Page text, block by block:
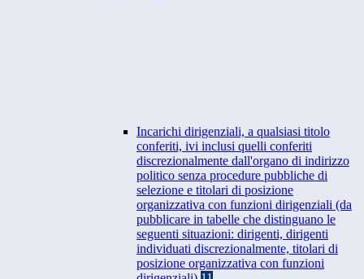
Incarichi dirigenziali, a qualsiasi titolo
conferiti, ivi inclusi quelli conferiti
discrezionalmente dall'organo di indirizzo
politico senza procedure pubbliche di
selezione e titolari di posizione
organizzativa con funzioni dirigenziali (da
pubblicare in tabelle che distinguano le
seguenti situazioni: dirigenti, dirigenti
individuati discrezionalmente, titolari di
posizione organizzativa con funzioni